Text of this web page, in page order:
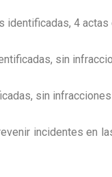
identificadas, 4 actas
sin
sin
incidentes en